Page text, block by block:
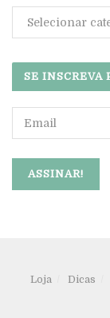
procurando?
SE INSCREVA
Loja Dicas